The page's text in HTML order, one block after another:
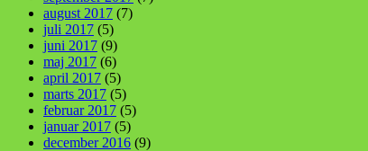
august 2017 (7)
juli 2017 (5)
juni 2017 (9)
maj 2017 (6)
april 2017 (5)
marts 2017 (5)
februar 2017 (5)
januar 2017 (5)
december 2016 (9)